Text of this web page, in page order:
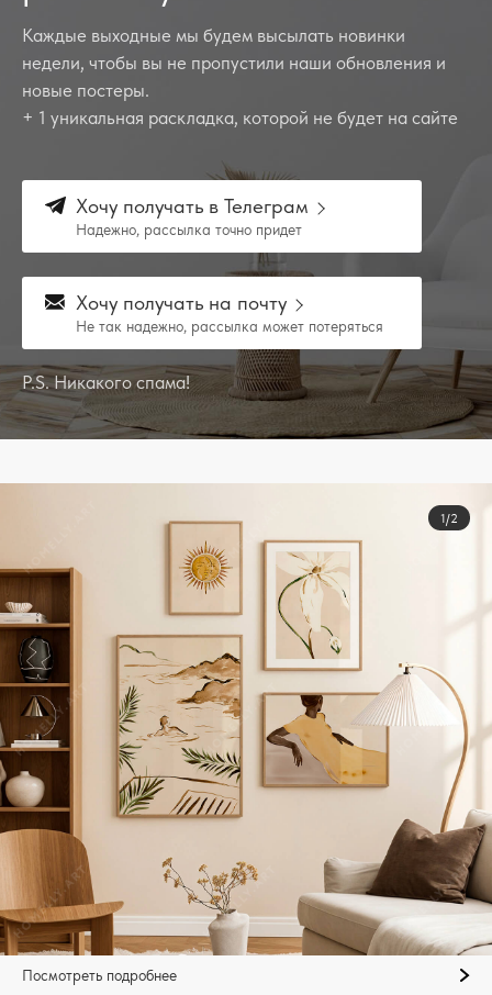
Каждые выходные мы будем высылать новинки
недели, чтобы вы не пропустили наши обновления и
новые постеры.
+ 1 уникальная раскладка, которой не будет на сайте
Хочу получать в Телеграм
Надежно, рассылка точно придет
Хочу получать на почту
Не так надежно, рассылка может потеряться
P.S. Никакого спама!
1/2
Посмотреть подробнее